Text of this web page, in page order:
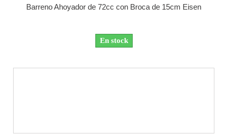
Barreno Ahoyador de 72cc con Broca de 15cm Eisen
En stock